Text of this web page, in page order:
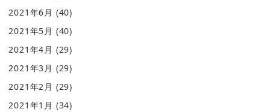
2021年6月 (40)
2021年5月 (40)
2021年4月 (29)
2021年3月 (29)
2021年2月 (29)
2021年1月 (34)